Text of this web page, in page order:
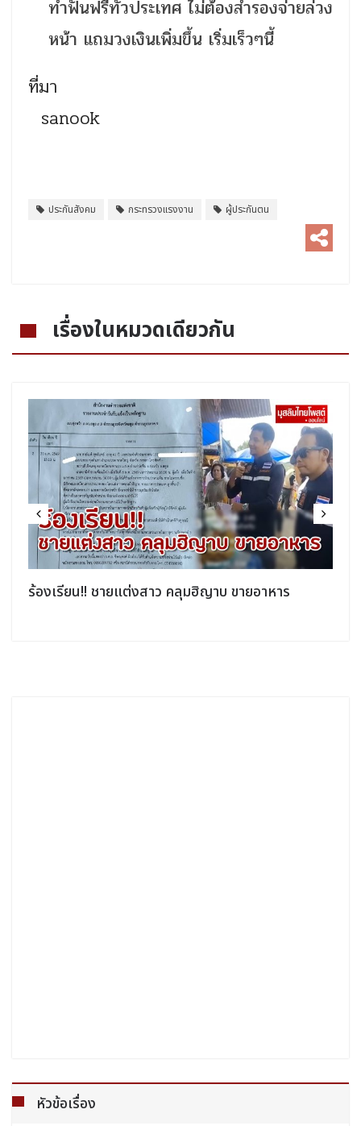
ทำฟันฟรีทั่วประเทศ ไม่ต้องสำรองจ่ายล่วง
หน้า แถมวงเงินเพิ่มขึ้น เริ่มเร็วๆนี้
ที่มา
sanook
ประกันสังคม กระทรวงแรงงาน ผู้ประกันตน
เรื่องในหมวดเดียวกัน
ร้องเรียน!! ชายแต่งสาว คลุมฮิญาบ ขายอาหาร
หัวข้อเรื่อง